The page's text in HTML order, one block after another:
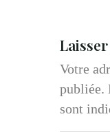
Votre
publiée.
sont